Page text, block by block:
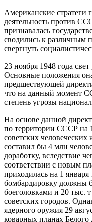
Американские
деятельность против
признавалась
сводились к различным
свергнуть
23 ноября 1948 года
Основные положения
предшествующей
что на данный момент
степень угрозы
На основе данной
по территории СССР на
советских
составил бы 4 млн
доработку, вследствие
соответствии с новым
приходилась на 1
бомбардировку должны
боеголовками и 20 тыс.
советских городов.
ядерного оружия 29
коварных планах